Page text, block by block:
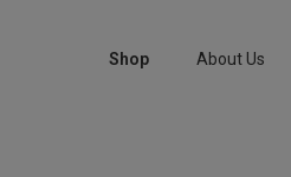
Shop
About Us